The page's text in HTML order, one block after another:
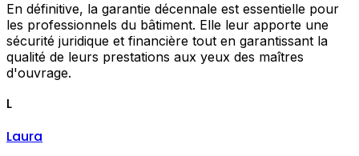
En définitive, la garantie décennale est essentielle pour
les professionnels du bâtiment. Elle leur apporte une
sécurité juridique et financière tout en garantissant la
qualité de leurs prestations aux yeux des maîtres
d'ouvrage.
L
Laura